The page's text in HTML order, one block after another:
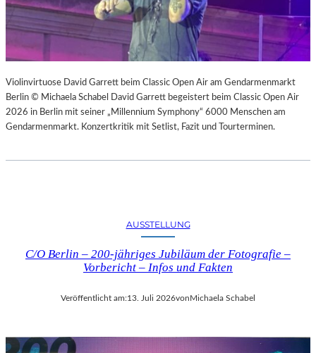
Violinvirtuose David Garrett beim Classic Open Air am Gendarmenmarkt
Berlin © Michaela Schabel David Garrett begeistert beim Classic Open Air
2026 in Berlin mit seiner „Millennium Symphony“ 6000 Menschen am
Gendarmenmarkt. Konzertkritik mit Setlist, Fazit und Tourterminen.
AUSSTELLUNG
C/O Berlin – 200-jähriges Jubiläum der Fotografie –
Vorbericht – Infos und Fakten
Veröffentlicht am:13. Juli 2026von Michaela Schabel